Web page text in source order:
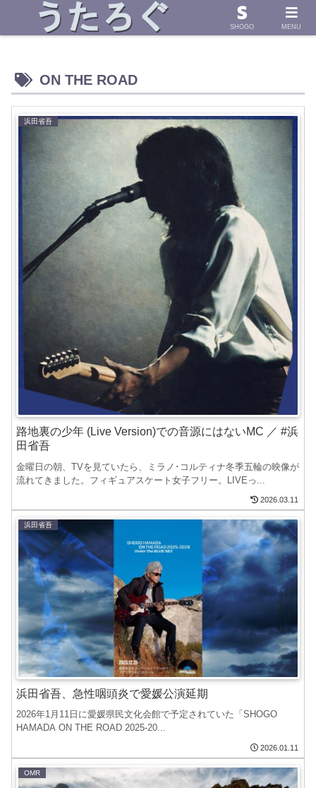
浜田省吾さんの「うた」に導かれて したためた物語
ON THE ROAD
浜田省吾
路地裏の少年 (Live Version)での音源にはないMC ／ #浜
田省吾
金曜日の朝、TVを見ていたら、ミラノ･コルティナ冬季五輪の映像が
流れてきました。フィギュアスケート女子フリー。LIVEっ...
2026.03.11
浜田省吾
浜田省吾、急性咽頭炎で愛媛公演延期
2026年1月11日に愛媛県民文化会館で予定されていた「SHOGO
HAMADA ON THE ROAD 2025-20...
2026.01.11
OMR
SHOGO MENU